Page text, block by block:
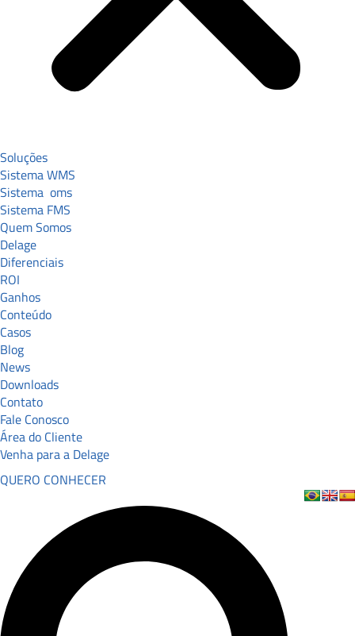
Soluções
Sistema WMS
Sistema oms
Sistema FMS
Quem Somos
Delage
Diferenciais
ROI
Ganhos
Conteúdo
Casos
Blog
News
Downloads
Contato
Fale Conosco
Área do Cliente
Venha para a Delage
QUERO CONHECER